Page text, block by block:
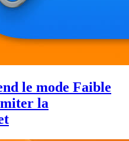
le mode Faible
la